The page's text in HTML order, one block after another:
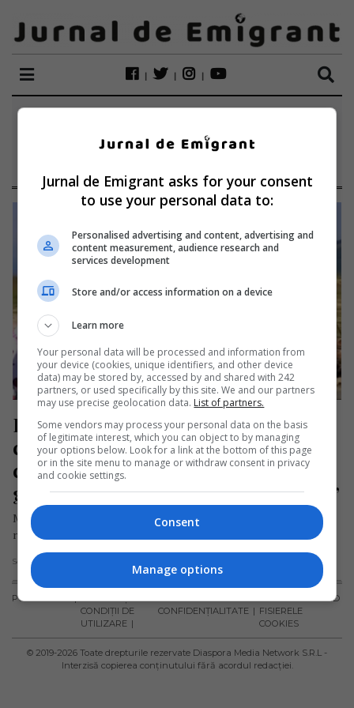
MARIA
SPINCIU
Româncă întoarsă din străinătate,
colindă România și face mâncare la
ceaun: „Vreau să promovez
gastronomia românească autentică”
Maria Spinciu, originară din Vâlcea, și-a transformat visul în
realitate după ce a petrecut mulți ani în Spania și Italia,…
Scris de Daniela Stoica
PUBLICITATE
TERMENI ȘI
CONDIȚII DE
UTILIZARE
POLITICA DE
CONFIDENȚIALITATE
POLITICA PRIVIND
FISIERELE
COOKIES
© 2019-2026 Toate drepturile rezervate Diaspora Media Network S.R.L -
Interzisă copierea conținutului fără acordul redacției.
Jurnal de Emigrant asks for your consent
to use your personal data to:
Personalised advertising and content, advertising and
content measurement, audience research and
services development
Store and/or access information on a device
Learn more
Your personal data will be processed and information from
your device (cookies, unique identifiers, and other device
data) may be stored by, accessed by and shared with 242
partners, or used specifically by this site. We and our partners
may use precise geolocation data. List of partners.
Some vendors may process your personal data on the basis
of legitimate interest, which you can object to by managing
your options below. Look for a link at the bottom of this page
or in the site menu to manage or withdraw consent in privacy
and cookie settings.
Consent
Manage options